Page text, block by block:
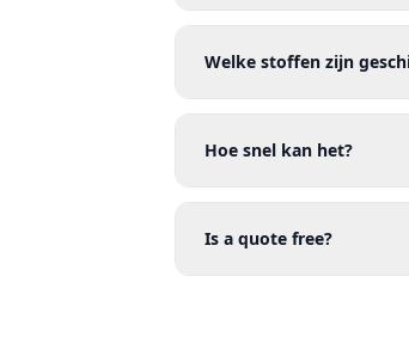
Welke stoffen zijn
Hoe snel kan het?
Is a quote free?